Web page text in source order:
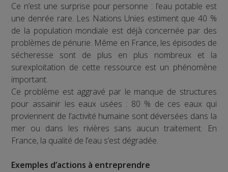
Ce n’est une surprise pour personne : l’eau potable est
une denrée rare. Les Nations Unies estiment que 40 %
de la population mondiale est déjà concernée par des
problèmes de pénurie. Même en France, les épisodes de
sécheresse sont de plus en plus nombreux et la
surexploitation de cette ressource est un phénomène
important.
Ce problème est aggravé par le manque de structures
pour assainir les eaux usées : 80 % de ces eaux qui
proviennent de l’activité humaine sont déversées dans la
mer ou dans les rivières sans aucun traitement. En
France, la qualité de l’eau s’est dégradée.
Exemples d’actions à entreprendre